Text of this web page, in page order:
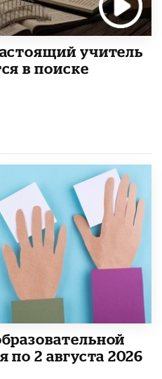
учитель
в поиске
по 2 августа 2026